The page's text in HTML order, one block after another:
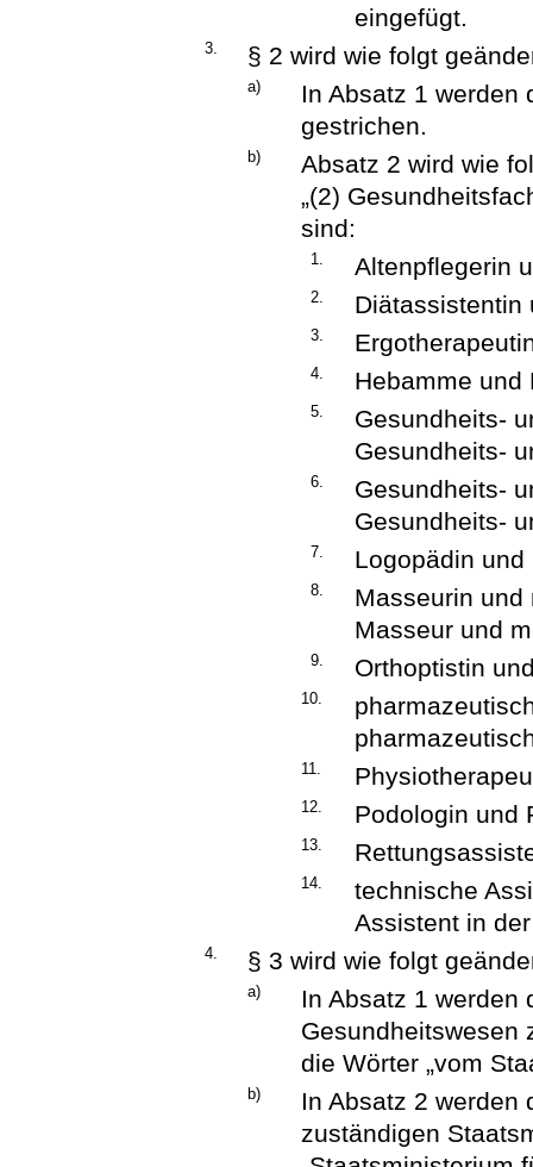
eingefügt.
3. § 2 wird wie folgt
a)
In Absatz 1 werden
gestrichen.
b)
Absatz 2 wird wie
„(2)
sind:
1. Altenpflegerin
2. Diätassistentin
3.
4. Hebamme und
5.
Gesundheits-
Gesundheits-
6.
Gesundheits-
Gesundheits-
7. Logopädin und
8.
Masseurin und
Masseur und
9. Orthoptistin
10.
11.
12. Podologin und
13.
14.
technische
Assistent in
4. § 3 wird wie folgt
a)
In Absatz 1 werden
Gesundheitswesen
die Wörter „vom
b)
In Absatz 2 werden
zuständigen